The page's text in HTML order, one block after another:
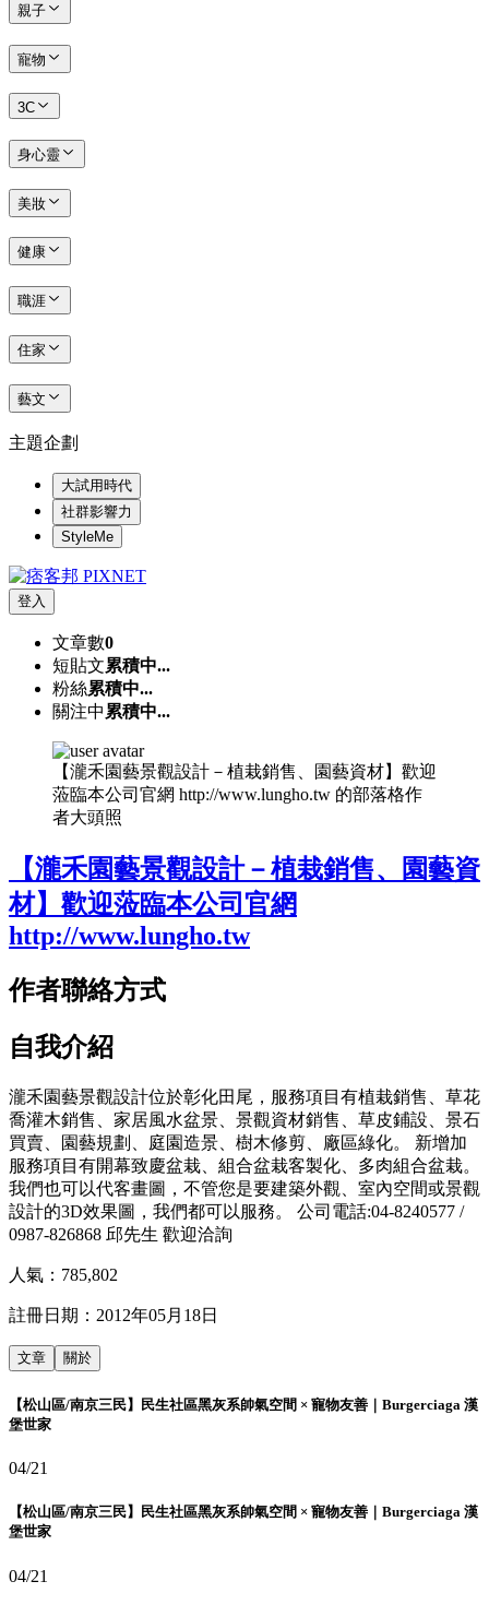
親子
寵物
3C
身心靈
美妝
健康
職涯
住家
藝文
主題企劃
大試用時代
社群影響力
StyleMe
登入
文章數0
短貼文累積中...
粉絲累積中...
關注中 累積中...
【瀧禾園藝景觀設計－植栽銷售、園藝資材】歡迎
蒞臨本公司官網 http://www.lungho.tw 的部落格作
者大頭照
【瀧禾園藝景觀設計－植栽銷售、園藝資
材】歡迎蒞臨本公司官網
http://www.lungho.tw
作者聯絡方式
自我介紹
瀧禾園藝景觀設計位於彰化田尾，服務項目有植栽銷售、草花
喬灌木銷售、家居風水盆景、景觀資材銷售、草皮鋪設、景石
買賣、園藝規劃、庭園造景、樹木修剪、廠區綠化。 新增加
服務項目有開幕致慶盆栽、組合盆栽客製化、多肉組合盆栽。
我們也可以代客畫圖，不管您是要建築外觀、室內空間或景觀
設計的3D效果圖，我們都可以服務。 公司電話:04-8240577 /
0987-826868 邱先生 歡迎洽詢
人氣： 785,802
註冊日期： 2012年05月18日
文章 關於
【松山區/南京三民】民生社區黑灰系帥氣空間 × 寵物友善｜Burgerciaga 漢
堡世家
04/21
【松山區/南京三民】民生社區黑灰系帥氣空間 × 寵物友善｜Burgerciaga 漢
堡世家
04/21